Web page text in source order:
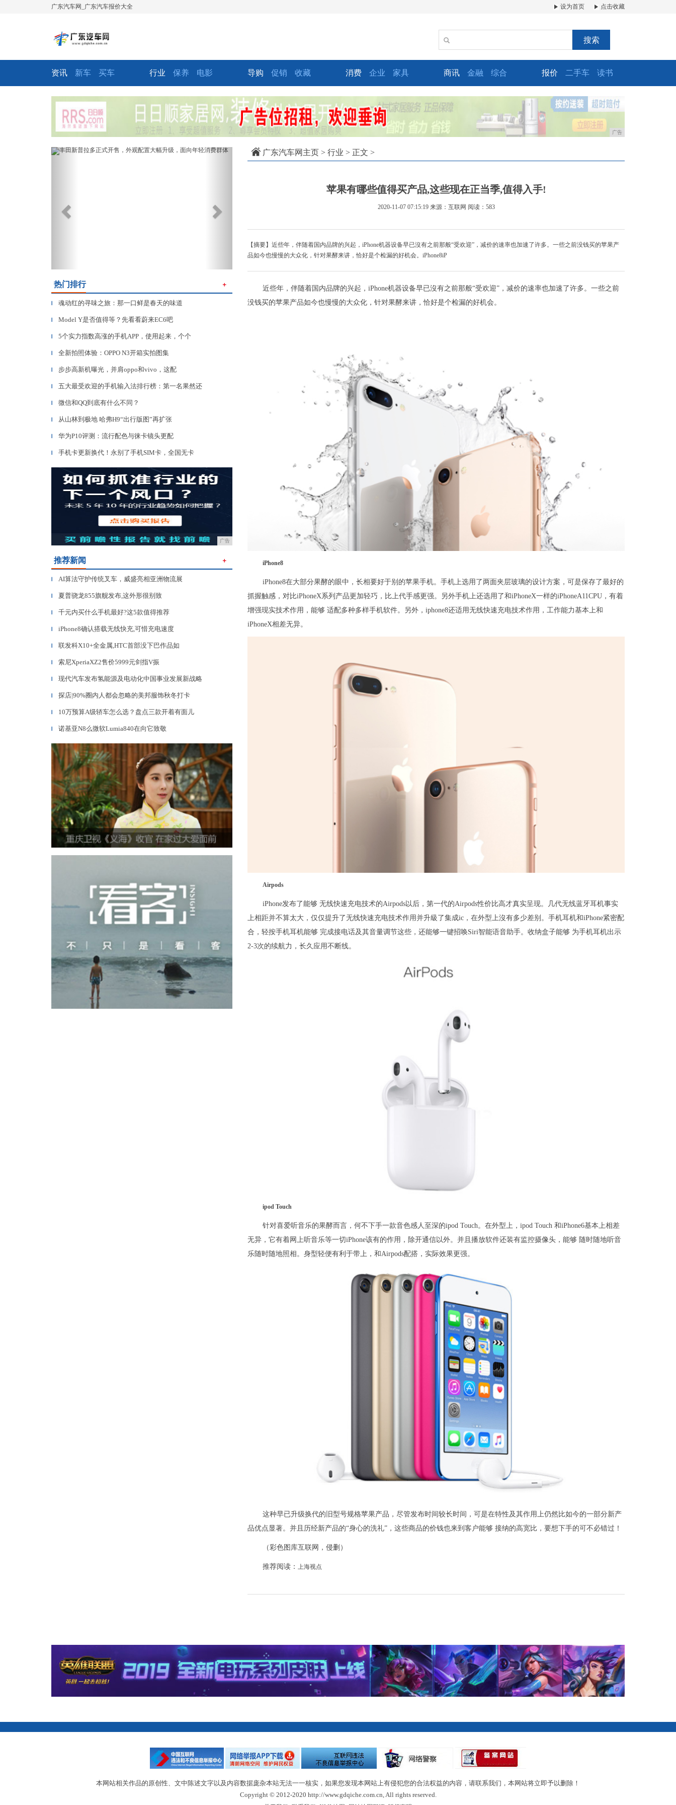
广东汽车网_广东汽车报价大全 设为首页 点击收藏
搜索
资讯 新车 买车 行业 保养 电影 导购 促销 收藏 消费 企业 家具 商讯 金融 综合 报价 二手车 读书
广告
Previous Next
热门排行 ＋
▎ 魂动红的寻味之旅：那一口鲜是春天的味道
▎ Model Y是否值得等？先看看蔚来EC6吧
▎ 5个实力指数高涨的手机APP，使用起来，个个
▎ 全新拍照体验：OPPO N3开箱实拍图集
▎ 步步高新机曝光，并肩oppo和vivo，这配
▎ 五大最受欢迎的手机输入法排行榜：第一名果然还
▎ 微信和QQ到底有什么不同？
▎ 从山林到极地 哈弗H9“出行版图”再扩张
▎ 华为P10评测：流行配色与徕卡镜头更配
▎ 手机卡更新换代！永别了手机SIM卡，全国无卡
广告
推荐新闻 ＋
▎ AI算法守护传统叉车，威盛亮相亚洲物流展
▎ 夏普骁龙855旗舰发布,这外形很别致
▎ 千元内买什么手机最好?这5款值得推荐
▎ iPhone8确认搭载无线快充,可惜充电速度
▎ 联发科X10+全金属,HTC首部没下巴作品如
▎ 索尼XperiaXZ2售价5999元剑指V振
▎ 现代汽车发布氢能源及电动化中国事业发展新战略
▎ 探店|90%圈内人都会忽略的美邦服饰秋冬打卡
▎ 10万预算A级轿车怎么选？盘点三款开着有面儿
▎ 诺基亚N8么微软Lumia840在向它致敬
广东汽车网主页 > 行业 > 正文 >
苹果有哪些值得买产品,这些现在正当季,值得入手!
2020-11-07 07:15:19 来源：互联网 阅读：583
【摘要】近些年，伴随着国内品牌的兴起，iPhone机器设备早已沒有之前那般“受欢迎”，减价的速率也加速了许多。一些之前没钱买的苹果产
品如今也慢慢的大众化，针对果酵来讲，恰好是个检漏的好机会。iPhone8iP
近些年，伴随着国内品牌的兴起，iPhone机器设备早已沒有之前那般“受欢迎”，减价的速率也加速了许多。一些之前
没钱买的苹果产品如今也慢慢的大众化，针对果酵来讲，恰好是个检漏的好机会。
iPhone8
iPhone8在大部分果酵的眼中，长相要好于别的苹果手机。手机上选用了两面夹层玻璃的设计方案，可是保存了最好的
抓握触感，对比iPhoneX系列产品更加轻巧，比上代手感更强。另外手机上还选用了和iPhoneX一样的iPhoneA11CPU，有着
增强现实技术作用，能够 适配多种多样手机软件。另外，iphone8还适用无线快速充电技术作用，工作能力基本上和
iPhoneX相差无异。
Airpods
iPhone发布了能够 无线快速充电技术的Airpods以后，第一代的Airpods性价比高才真实呈现。几代无线蓝牙耳机事实
上相距并不算太大，仅仅提升了无线快速充电技术作用并升級了集成ic，在外型上沒有多少差别。手机耳机和iPhone紧密配
合，轻按手机耳机能够 完成接电话及其音量调节这些，还能够一键招唤Siri智能语音助手。收纳盒子能够 为手机耳机出示
2-3次的续航力，长久应用不断线。
ipod Touch
针对喜爱听音乐的果酵而言，何不下手一款音色感人至深的ipod Touch。在外型上，ipod Touch 和iPhone6基本上相差
无异，它有着网上听音乐等一切iPhone该有的作用，除开通信以外。并且播放软件还装有监控摄像头，能够 随时随地听音
乐随时随地照相。身型轻便有利于带上，和Airpods配搭，实际效果更强。
这种早已升级换代的旧型号规格苹果产品，尽管发布时间较长时间，可是在特性及其作用上仍然比如今的一部分新产
品优点显著。并且历经新产品的“身心的洗礼”，这些商品的价钱也来到客户能够 接纳的高宽比，要想下手的可不必错过！
（彩色图库互联网，侵删）
推荐阅读： 上海视点
本网站相关作品的原创性、文中陈述文字以及内容数据庞杂本站无法一一核实，如果您发现本网站上有侵犯您的合法权益的内容，请联系我们，本网站将立即予以删除！
Copyright © 2012-2020 http://www.gdqiche.com.cn, All rights reserved.